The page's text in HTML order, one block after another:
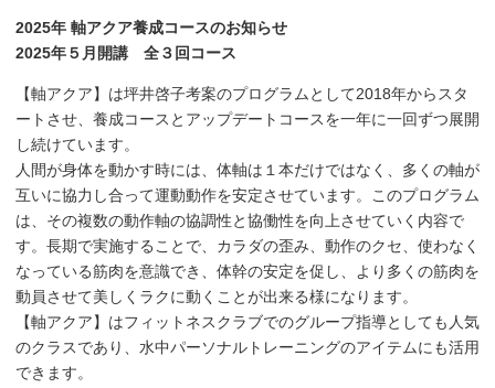
2025年 軸アクア養成コースのお知らせ
2025年５月開講 全３回コース
【軸アクア】は坪井啓子考案のプログラムとして2018年からスタ
ートさせ、養成コースとアップデートコースを一年に一回ずつ展開
し続けています。
人間が身体を動かす時には、体軸は１本だけではなく、多くの軸が
互いに協力し合って運動動作を安定させています。このプログラム
は、その複数の動作軸の協調性と協働性を向上させていく内容で
す。長期で実施することで、カラダの歪み、動作のクセ、使わなく
なっている筋肉を意識でき、体幹の安定を促し、より多くの筋肉を
動員させて美しくラクに動くことが出来る様になります。
【軸アクア】はフィットネスクラブでのグループ指導としても人気
のクラスであり、水中パーソナルトレーニングのアイテムにも活用
できます。